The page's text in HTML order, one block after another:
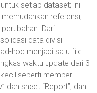
setiap dataset; ini
referensi,
Dari
data divisi
hoc menjadi satu file
waktu update dari 3
seperti memberi
dan sheet “Report”, dan